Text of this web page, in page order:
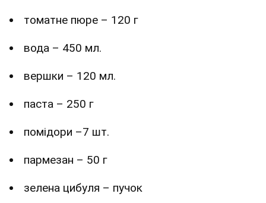
томатне пюре – 120 г
вода – 450 мл.
вершки – 120 мл.
паста – 250 г
помідори –7 шт.
пармезан – 50 г
зелена цибуля – пучок